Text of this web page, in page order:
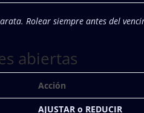
Rolear siempre antes del
abiertas
Acción
AJUSTAR o REDUCIR